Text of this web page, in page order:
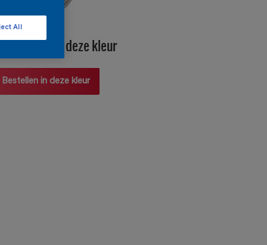
in deze kleur
Bestellen in deze kleur
All